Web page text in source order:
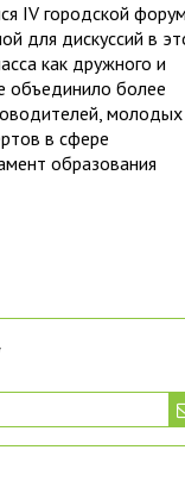
IV городской
для дискуссий в
как дружного и
объединило более
молодых
в сфере
образования